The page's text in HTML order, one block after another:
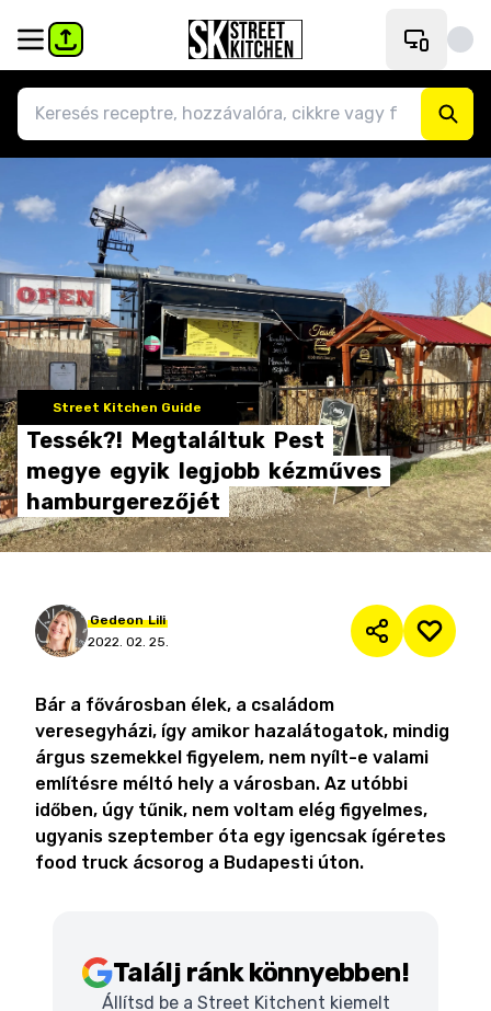
Street Kitchen Guide
Tessék?! Megtaláltuk Pest
megye egyik legjobb kézműves
hamburgerezőjét
Gedeon Lili
2022. 02. 25.
Bár a fővárosban élek, a családom
veresegyházi, így amikor hazalátogatok, mindig
árgus szemekkel figyelem, nem nyílt-e valami
említésre méltó hely a városban. Az utóbbi
időben, úgy tűnik, nem voltam elég figyelmes,
ugyanis szeptember óta egy igencsak ígéretes
food truck ácsorog a Budapesti úton.
Találj ránk könnyebben!
Állítsd be a Street Kitchent kiemelt